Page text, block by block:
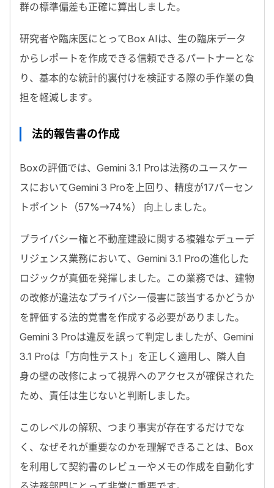
群の標準偏差も正確に算出しました。
研究者や臨床医にとってBox AI は、生の臨床データ
からレポートを作成できる信頼できるパートナーとな
り、基本的な統計的裏付けを検証する際の手作業の負
担を軽減します。
法的報告書の作成
Boxの評価では、 Gemini 3.1 Proは法務のユースケー
スにおいてGemini 3 Proを上回り、精度が17パーセン
トポイント（57%→74%） 向上しました。
プライバシー権と不動産建設に関する複雑なデューデ
リジェンス業務において、 Gemini 3.1 Proの進化した
ロジックが真価を発揮しました。この業務では、建物
の改修が違法なプライバシー侵害に該当するかどうか
を評価する法的覚書を作成する必要がありました。
Gemini 3 Proは違反を誤って判定しましたが、 Gemini
3.1 Proは「方向性テスト」を正しく適用し、隣人自
身の壁の改修によって視界へのアクセスが確保された
ため、責任は生じないと判断しました。
このレベルの解釈、つまり事実が存在するだけでな
く、なぜそれが重要なのかを理解できることは、 Box
を利用して契約書のレビューやメモの作成を自動化す